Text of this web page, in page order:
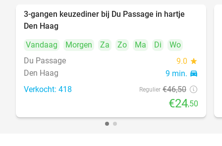
47%
3-gangen keuzediner bij Du Passage in hartje
Den Haag
Vandaag
Morgen Za Zo Ma Di
Wo
Du Passage
9.0 star
Den Haag 9 min. directions_car
Verkocht: 418 Regulier €46,50
€24,50